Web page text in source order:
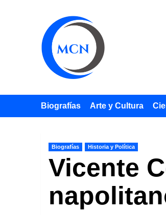
Biografías Arte y Cultura
Biografías Historia y Política
Vicente